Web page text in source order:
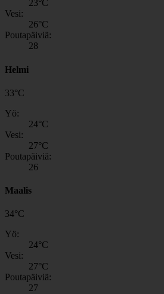
23°C
Vesi:
26°C
Poutapäiviä:
28
Helmi
33°C
Yö:
24°C
Vesi:
27°C
Poutapäiviä:
26
Maalis
34°C
Yö:
24°C
Vesi:
27°C
Poutapäiviä:
27